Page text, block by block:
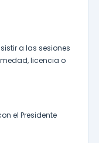
a las sesiones
licencia o
el Presidente